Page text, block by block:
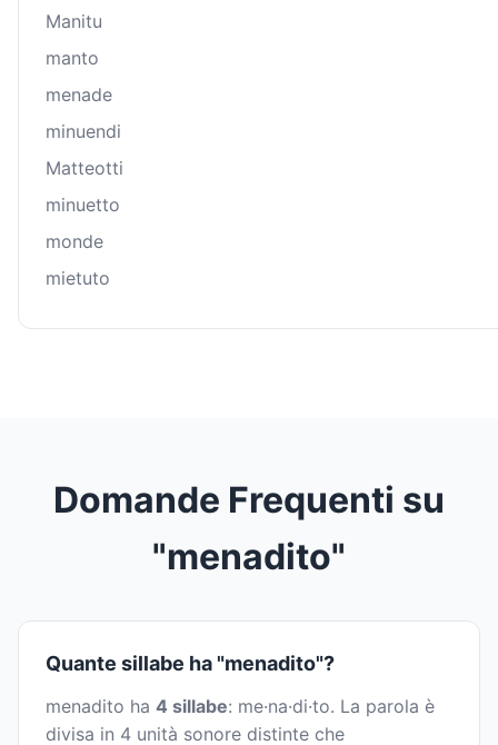
Manitu
manto
menade
minuendi
Matteotti
minuetto
monde
mietuto
Domande Frequenti su
"menadito"
Quante sillabe ha "menadito"?
menadito ha 4 sillabe: me·na·di·to. La parola è
divisa in 4 unità sonore distinte che